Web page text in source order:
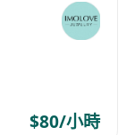
$80/小時